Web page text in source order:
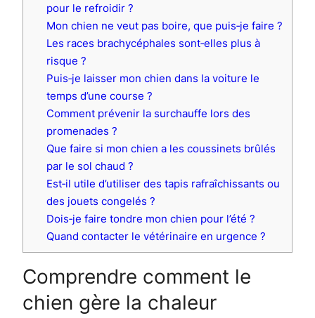
pour le refroidir ?
Mon chien ne veut pas boire, que puis‑je faire ?
Les races brachycéphales sont‑elles plus à
risque ?
Puis‑je laisser mon chien dans la voiture le
temps d’une course ?
Comment prévenir la surchauffe lors des
promenades ?
Que faire si mon chien a les coussinets brûlés
par le sol chaud ?
Est‑il utile d’utiliser des tapis rafraîchissants ou
des jouets congelés ?
Dois‑je faire tondre mon chien pour l’été ?
Quand contacter le vétérinaire en urgence ?
Comprendre comment le
chien gère la chaleur